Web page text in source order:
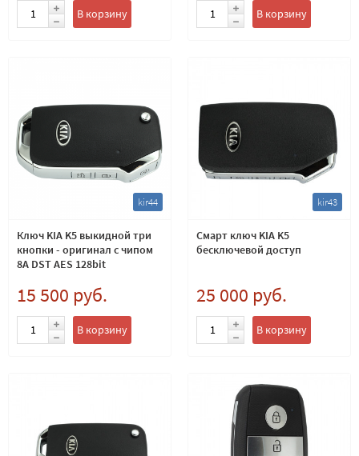
В корзину В корзину
kir44
Ключ KIA K5 выкидной три
кнопки - оригинал с чипом
8A DST AES 128bit
15 500 руб.
В корзину
kir43
Смарт ключ KIA K5
бесключевой доступ
25 000 руб.
В корзину